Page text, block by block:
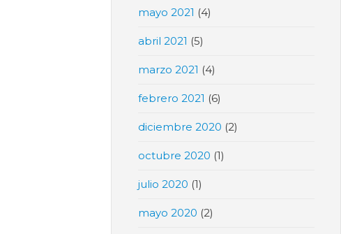
mayo 2021 (4)
abril 2021 (5)
marzo 2021 (4)
febrero 2021 (6)
diciembre 2020 (2)
octubre 2020 (1)
julio 2020 (1)
mayo 2020 (2)